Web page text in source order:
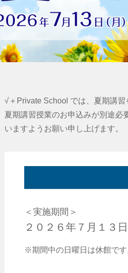
√＋Private School では、夏期講
夏期講習授業のお申込みが別途必
いますようお願い申し上げます。
＜実施期間＞
２０２６年７月１３
※期間中の日曜日は休館です